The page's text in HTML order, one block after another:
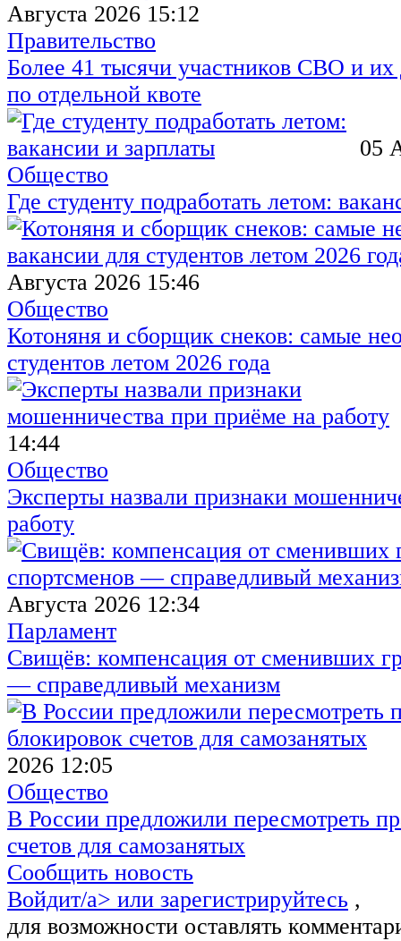
Августа 2026 15:12
Правительство
Более 41 тысячи участников СВО и их
по отдельной квоте
05
Общество
Где студенту подработать летом:
Августа 2026 15:46
Общество
Котоняня и сборщик снеков: самые
студентов летом 2026 года
14:44
Общество
Эксперты назвали признаки
работу
Августа 2026 12:34
Парламент
Свищёв: компенсация от сменивших
— справедливый механизм
2026 12:05
Общество
В России предложили пересмотреть
счетов для самозанятых
Сообщить новость
Войдит/a> или зарегистрируйтесь ,
для возможности оставлять